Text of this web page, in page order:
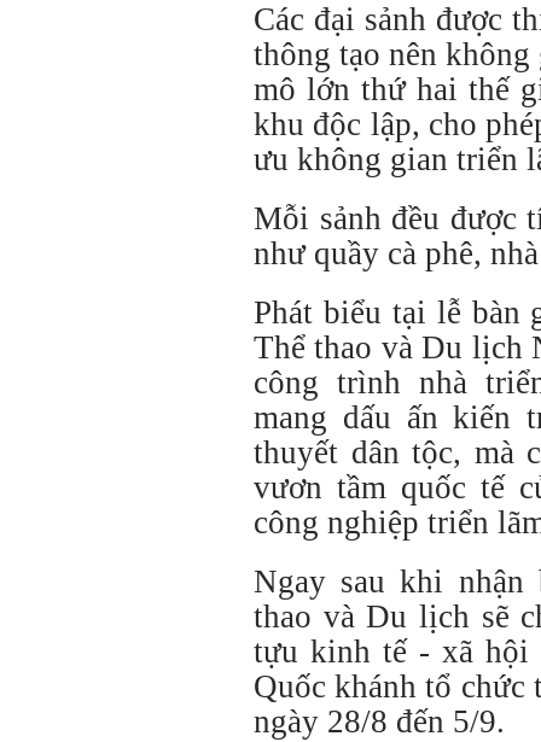
Các đại sảnh được
thông tạo nên
mô lớn thứ hai thế
khu độc lập, cho
ưu không gian triển
Mỗi sảnh đều được
như quầy cà phê,
Phát biểu tại lễ bàn
Thể thao và Du lịch
công trình nhà
mang dấu ấn kiến
thuyết dân tộc, mà
vươn tầm quốc tế
công nghiệp triển
Ngay sau khi nhận
thao và Du lịch sẽ
tựu kinh tế - xã hội
Quốc khánh tổ
ngày 28/8 đến 5/9.